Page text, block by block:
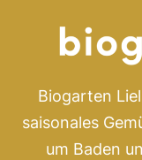
Biogarten
saisonales
um Baden